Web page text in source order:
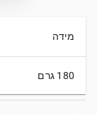
מידה
180 גרם